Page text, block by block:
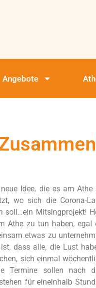
Angebote
Idee, die es am Athe
wo sich die Corona-
soll…ein Mitsingprojekt!
Athe zu tun haben, egal
etwas zu
dass alle, die Lust
sich einmal
Termine sollen nach
für eineinhalb